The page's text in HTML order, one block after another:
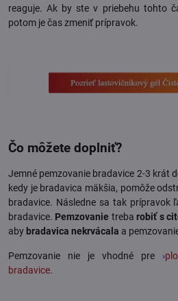
reaguje. Ak by ste v priebehu tohto
potom je čas zmeniť prípravok.
Čo môžete doplniť?
Jemné pemzovanie bradavice 2-3 krát
kedy je bradavica mäkšia, pomôže
bradavice. Následne sa tak prípravok
bradavice. Pemzovanie trebarobiť s
aby bradavica nekrvácala a
Pemzovanie nie je vhodné pre ›
bradavice.